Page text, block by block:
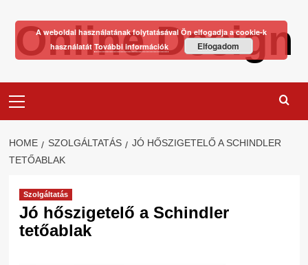
contentOnline Design
Menu
HOME SZOLGÁLTATÁS
JÓ HŐSZIGETELŐ A SCHINDLER
TETŐABLAK
Szolgáltatás
Jó hőszigetelő a Schindler
tetőablak
A weboldal használatának folytatásával Ön elfogadja a cookie-k
használatát További információk Elfogadom